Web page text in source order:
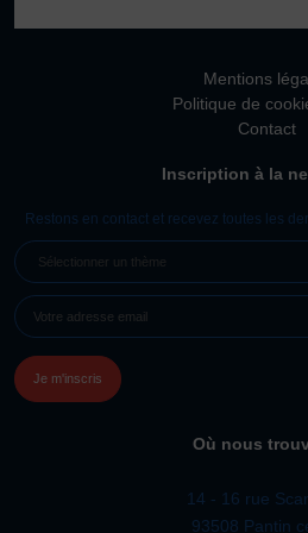
Mentions
Politique de
Contact
Inscription à la
Restons en contact et recevez toutes les
UN
Où nous
14 - 16 rue
93508 Pantin